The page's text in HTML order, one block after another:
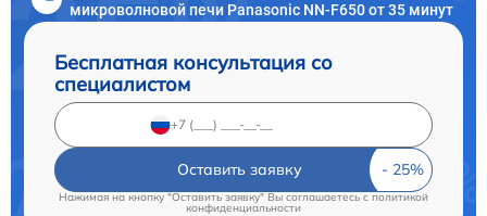
микроволновой печи Panasonic NN-F650 от 35 минут
Бесплатная консультация со
специалистом
Оставить заявку
Нажимая на кнопку "Оставить заявку" Вы соглашаетесь cполитикой
конфиденциальности